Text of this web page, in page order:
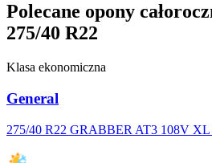
Polecane opony
275/40 R22
Klasa ekonomiczna
General
275/40 R22 GRABBER AT3 108V